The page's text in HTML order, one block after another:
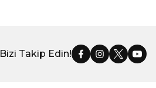
Bizi Takip Edin!